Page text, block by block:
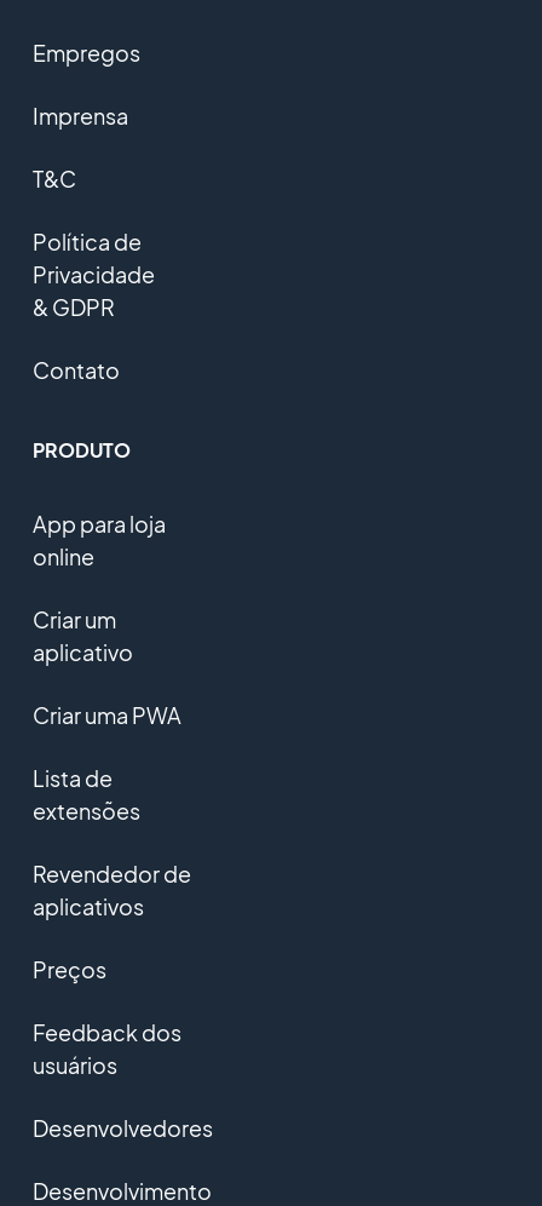
Empregos
Imprensa
T&C
Política de
Privacidade
& GDPR
Contato
PRODUTO
App para loja
online
Criar um
aplicativo
Criar uma PWA
Lista de
extensões
Revendedor de
aplicativos
Preços
Feedback dos
usuários
Desenvolvedores
Desenvolvimento